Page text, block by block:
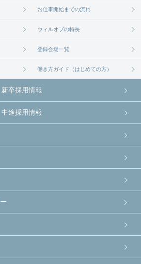
お仕事開始までの流れ
ウィルオブの特長
登録会場一覧
働き方ガイド（はじめての方）
卒採用情報
途採用情報